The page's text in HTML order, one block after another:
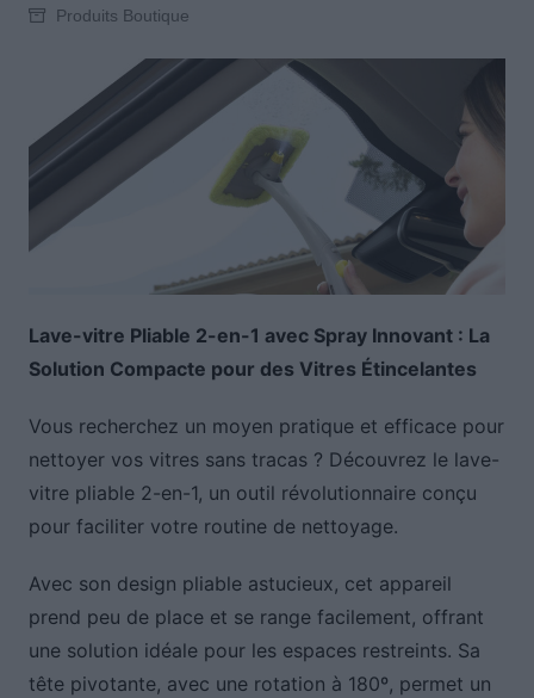
Produits Boutique
Lave-vitre Pliable 2-en-1 avec Spray Innovant : La
Solution Compacte pour des Vitres Étincelantes
Vous recherchez un moyen pratique et efficace pour
nettoyer vos vitres sans tracas ? Découvrez le lave-
vitre pliable 2-en-1, un outil révolutionnaire conçu
pour faciliter votre routine de nettoyage.
Avec son design pliable astucieux, cet appareil
prend peu de place et se range facilement, offrant
une solution idéale pour les espaces restreints. Sa
tête pivotante, avec une rotation à 180º, permet un